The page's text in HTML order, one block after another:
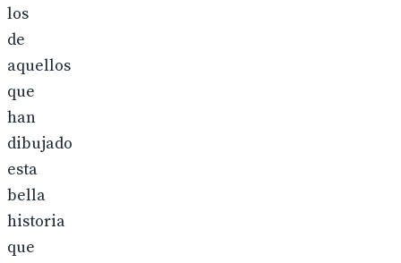
los
de
aquellos
que
han
dibujado
esta
bella
historia
que